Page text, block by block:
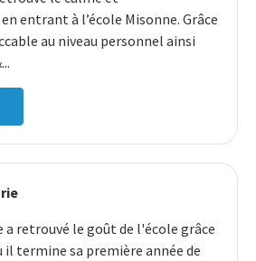
entrant à l’école Misonne. Grâce
au niveau personnel ainsi
retrouvé le goût de l'école grâce
il termine sa première année de